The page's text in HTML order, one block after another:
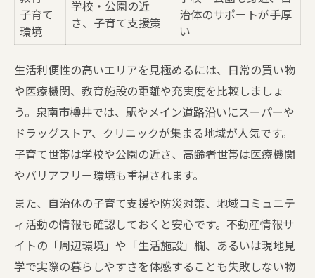
子育て
環境
学校・公園の近
さ、子育て支援策
治体のサポートが手厚
い
生活利便性の高いエリアを見極めるには、日常の買い物
や医療機関、教育施設の距離や充実度を比較しましょ
う。泉南市樽井では、駅やメイン道路沿いにスーパーや
ドラッグストア、クリニックが集まる地域が人気です。
子育て世帯は学校や公園の近さ、高齢者世帯は医療機関
やバリアフリー環境も重視されます。
また、自治体の子育て支援や防災対策、地域コミュニテ
ィ活動の情報も確認しておくと安心です。不動産情報サ
イトの「周辺環境」や「生活施設」欄、あるいは現地見
学で実際の暮らしやすさを体感することも失敗しない物